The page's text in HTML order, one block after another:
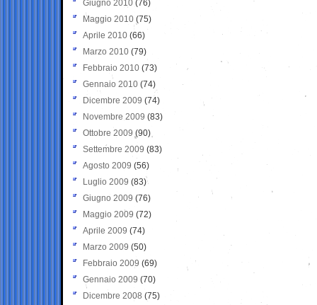
Giugno 2010 (76)
Maggio 2010 (75)
Aprile 2010 (66)
Marzo 2010 (79)
Febbraio 2010 (73)
Gennaio 2010 (74)
Dicembre 2009 (74)
Novembre 2009 (83)
Ottobre 2009 (90)
Settembre 2009 (83)
Agosto 2009 (56)
Luglio 2009 (83)
Giugno 2009 (76)
Maggio 2009 (72)
Aprile 2009 (74)
Marzo 2009 (50)
Febbraio 2009 (69)
Gennaio 2009 (70)
Dicembre 2008 (75)